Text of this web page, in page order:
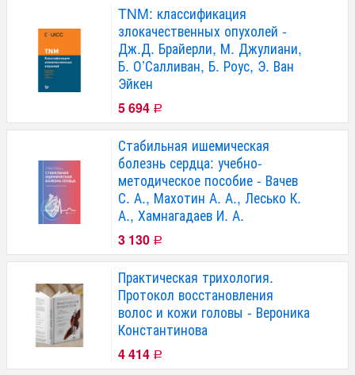
TNM: классификация
злокачественных опухолей -
Дж.Д. Брайерли, М. Джулиани,
Б. О’Салливан, Б. Роус, Э. Ван
Эйкен
5 694 Р
Стабильная ишемическая
болезнь сердца: учебно-
методическое пособие - Вачев
С. А., Махотин А. А., Лесько К.
А., Хамнагадаев И. А.
3 130 Р
Практическая трихология.
Протокол восстановления
волос и кожи головы - Вероника
Константинова
4 414 Р